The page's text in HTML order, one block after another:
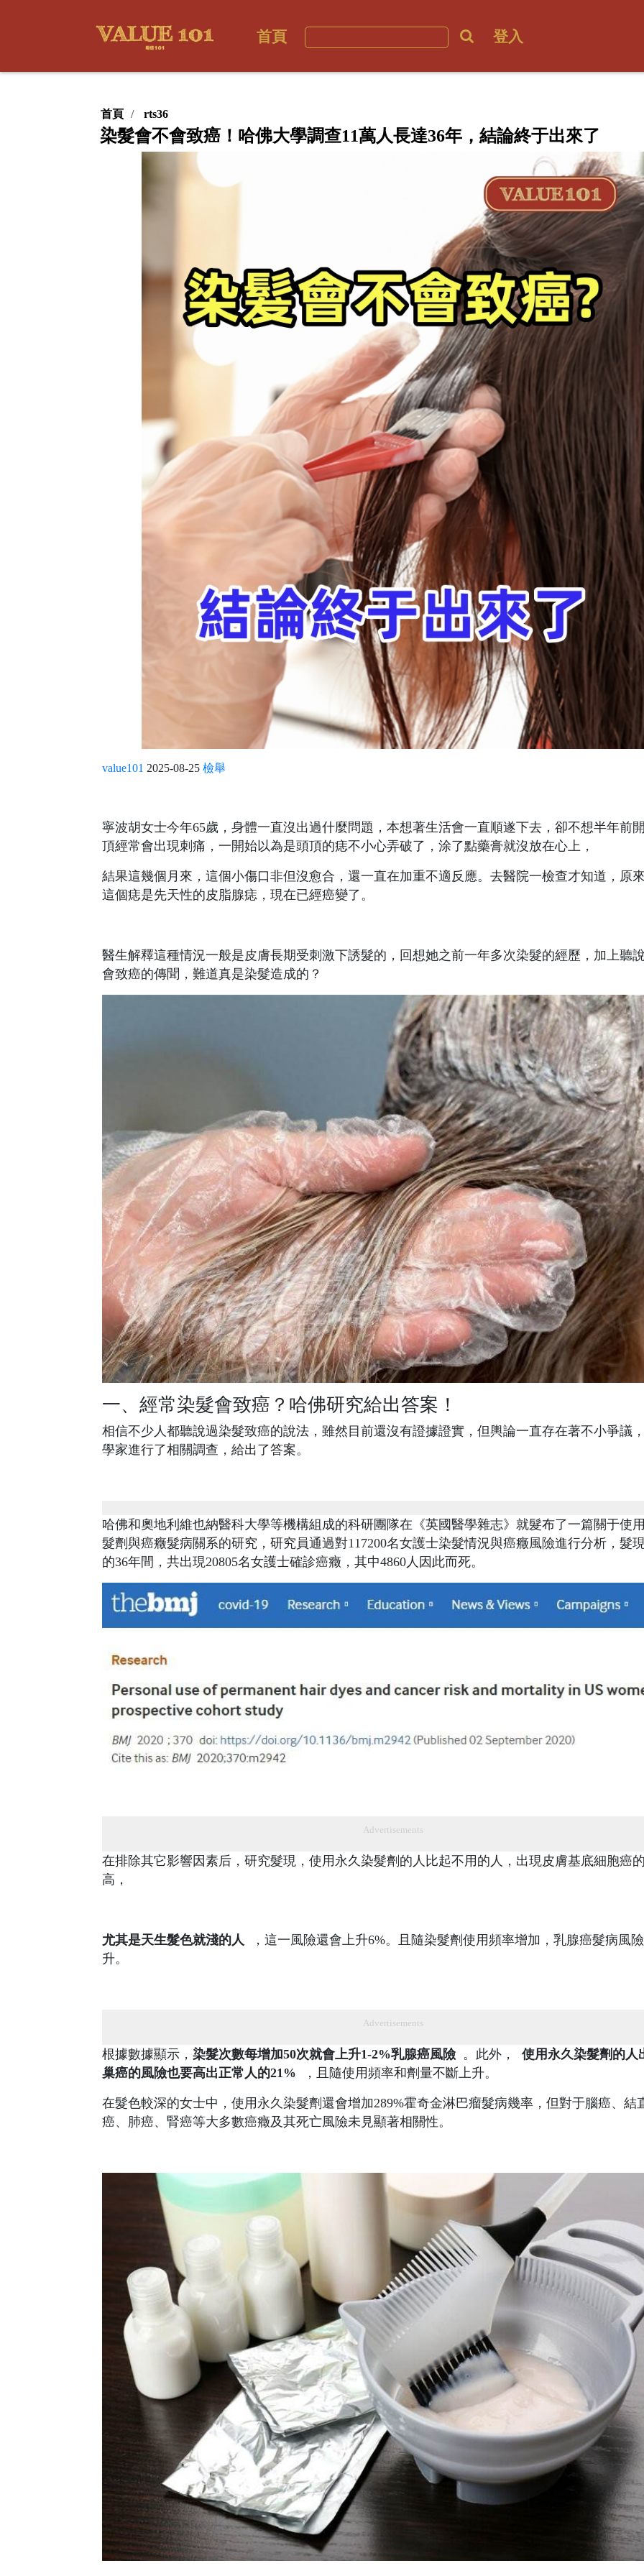
首頁 登入
首頁 rts36
染髮會不會致癌！哈佛大學調查11萬人長達36年，結論終于出來了
value101 2025-08-25 檢舉
寧波胡女士今年65歲，身體一直沒出過什麼問題，本想著生活會一直順遂下去，卻不想半年前
頂經常會出現刺痛，一開始以為是頭頂的痣不小心弄破了，涂了點藥膏就沒放在心上，
結果這幾個月來，這個小傷口非但沒愈合，還一直在加重不適反應。去醫院一檢查才知道，原
這個痣是先天性的皮脂腺痣，現在已經癌變了。
醫生解釋這種情況一般是皮膚長期受刺激下誘髮的，回想她之前一年多次染髮的經歷，加上聽
會致癌的傳聞，難道真是染髮造成的？
一、經常染髮會致癌？哈佛研究給出答案！
相信不少人都聽說過染髮致癌的說法，雖然目前還沒有證據證實，但輿論一直存在著不小爭議
學家進行了相關調查，給出了答案。
哈佛和奧地利維也納醫科大學等機構組成的科研團隊在《英國醫學雜志》就髮布了一篇關于使
髮劑與癌癥髮病關系的研究，研究員通過對117200名女護士染髮情況與癌癥風險進行分析，髮
的36年間，共出現20805名女護士確診癌癥，其中4860人因此而死。
Advertisements
在排除其它影響因素后，研究髮現，使用永久染髮劑的人比起不用的人，出現皮膚基底細胞癌
高，
尤其是天生髮色就淺的人 ，這一風險還會上升6%。且隨染髮劑使用頻率增加，乳腺癌髮病風
升。
Advertisements
根據數據顯示， 染髮次數每增加50次就會上升1-2%乳腺癌風險。此外， 使用永久染髮劑的人
巢癌的風險也要高出正常人的21% ，且隨使用頻率和劑量不斷上升。
在髮色較深的女士中，使用永久染髮劑還會增加289%霍奇金淋巴瘤髮病幾率，但對于腦癌、結
癌、肺癌、腎癌等大多數癌癥及其死亡風險未見顯著相關性。